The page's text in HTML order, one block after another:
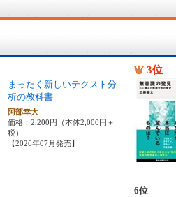
まったく新しいテクスト分
析の教科書
阿部幸大
価格：2,200円（本体2,000円＋
税）
【2026年07月発売】
3位
6位